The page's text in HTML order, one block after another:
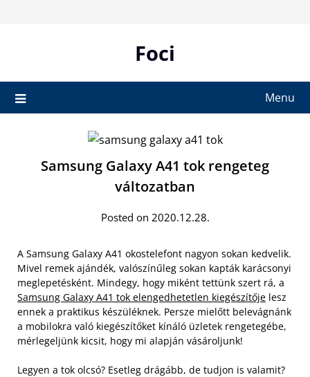
Foci
Menu
Samsung Galaxy A41 tok rengeteg
változatban
Posted on 2020.12.28.
A Samsung Galaxy A41 okostelefont nagyon sokan kedvelik.
Mivel remek ajándék, valószínűleg sokan kapták karácsonyi
meglepetésként. Mindegy, hogy miként tettünk szert rá, a
Samsung Galaxy A41 tok elengedhetetlen kiegészítője lesz
ennek a praktikus készüléknek. Persze mielőtt belevágnánk
a mobilokra való kiegészítőket kínáló üzletek rengetegébe,
mérlegeljünk kicsit, hogy mi alapján vásároljunk!
Legyen a tok olcsó? Esetleg drágább, de tudjon is valamit?